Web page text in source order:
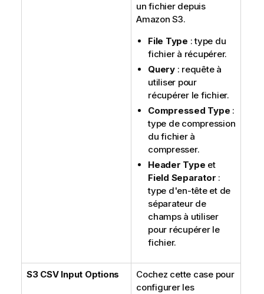
un fichier depuis
Amazon S3.
File Type : type du
fichier à récupérer.
Query: requête à
utiliser pour
récupérer le fichier.
Compressed Type :
type de compression
du fichier à
compresser.
Header Type et
Field Separator :
type d'en-tête et de
séparateur de
champs à utiliser
pour récupérer le
fichier.
S3 CSV Input Options
Cochez cette case pour
configurer les